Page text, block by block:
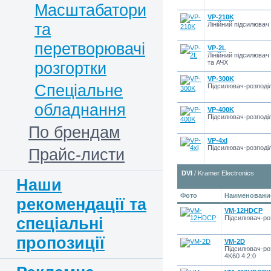
Масштабатори
та
перетворювачі
розгортки
Спеціальне
обладнання
По брендам
Прайс-листи
Наши
рекомендації та
спеціальні
пропозиції
VP-210K
Лінійний
VP-2L
Лінійний
та АЧХ
VP-300K
Підсилювач-
VP-400K
Підсилювач-
VP-4xl
Підсилювач-
DVI / Kramer Electronics
Фото
VM-12HDCP
Підсилювач-
VM-2D
Підсилювач-
4K60 4:2:0